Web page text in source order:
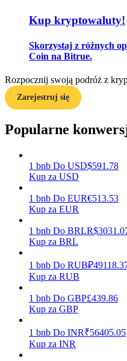
Strategie handlowe
Dowiedz się, jak
Mocna Świnka
Codziennie zdobywaj
Kup kryptowaluty!
Skorzystaj z różnych
Coin na Bitrue.
Rozpocznij swoją podróż z
Zarejestruj się
Popularne
1 bnb Do USD$591.78
Kup za USD
1 bnb Do EUR€513.53
Kup za EUR
1 bnb Do BRLR$
Kup za BRL
1 bnb Do RUB₽
Kup za RUB
1 bnb Do GBP£439.86
Kup za GBP
1 bnb Do INR₹56405.05
Kup za INR